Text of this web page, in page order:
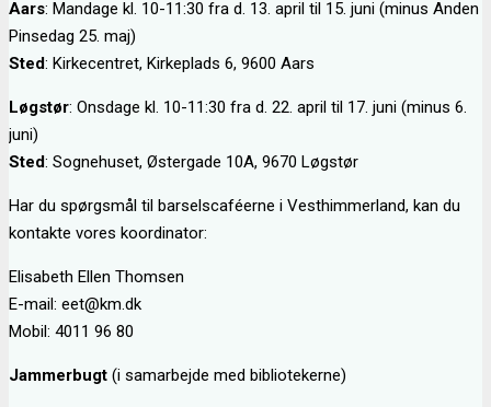
Aars: Mandage kl. 10-11:30 fra d. 13. april til 15. juni (minus Anden
Pinsedag 25. maj)
Sted: Kirkecentret, Kirkeplads 6, 9600 Aars
Løgstør: Onsdage kl. 10-11:30 fra d. 22. april til 17. juni (minus 6.
juni)
Sted: Sognehuset, Østergade 10A, 9670 Løgstør
Har du spørgsmål til barselscaféerne i Vesthimmerland, kan du
kontakte vores koordinator:
Elisabeth Ellen Thomsen
E-mail: eet@km.dk
Mobil: 4011 96 80
Jammerbugt (i samarbejde med bibliotekerne)